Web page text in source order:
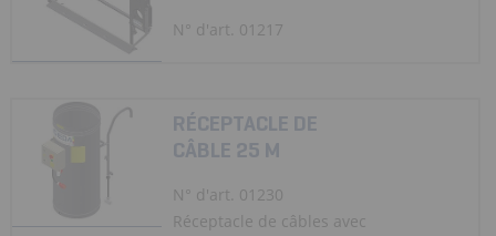
N° d'art. 01217
RÉCEPTACLE DE
CÂBLE 25 M
N° d'art. 01230
Réceptacle de câbles avec